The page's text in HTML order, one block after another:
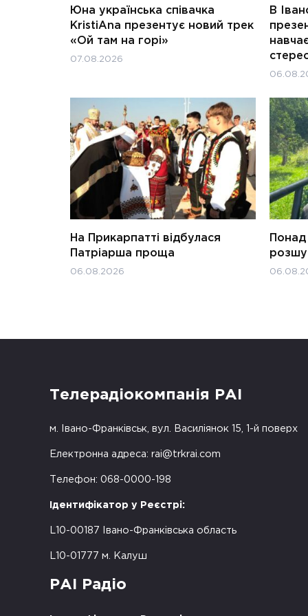
Юна українська співачка
KristiAna презентує новий трек
«Ой там на горі»
07.08.2026
В
На Прикарпатті відбулася
Патріарша проща
06.08.2026
Понад
Телерадіокомпанія РАІ
м. Івано-Франківськ, вул. Василіянок 15, 1-й поверх
Електронна адреса: rai@trkrai.com
Телефон: 068-0000-198
Ідентифікатор у Реєстрі:
L10-00187 Івано-Франківська область
L10-01777 м. Калуш
РАІ Радіо